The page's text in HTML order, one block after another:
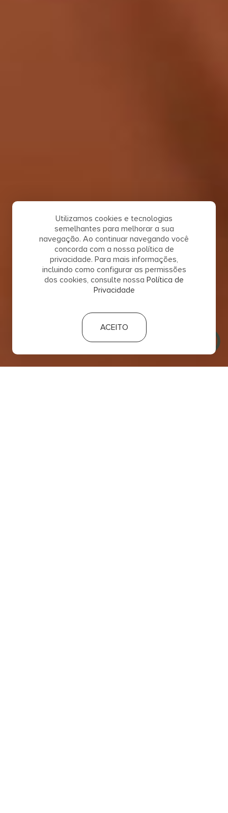
Utilizamos cookies e tecnologias
semelhantes para melhorar a sua
navegação. Ao continuar navegando você
concorda com a nossa política de
privacidade. Para mais informações,
incluindo como configurar as permissões
dos cookies, consulte nossa Política de
Privacidade
ACEITO